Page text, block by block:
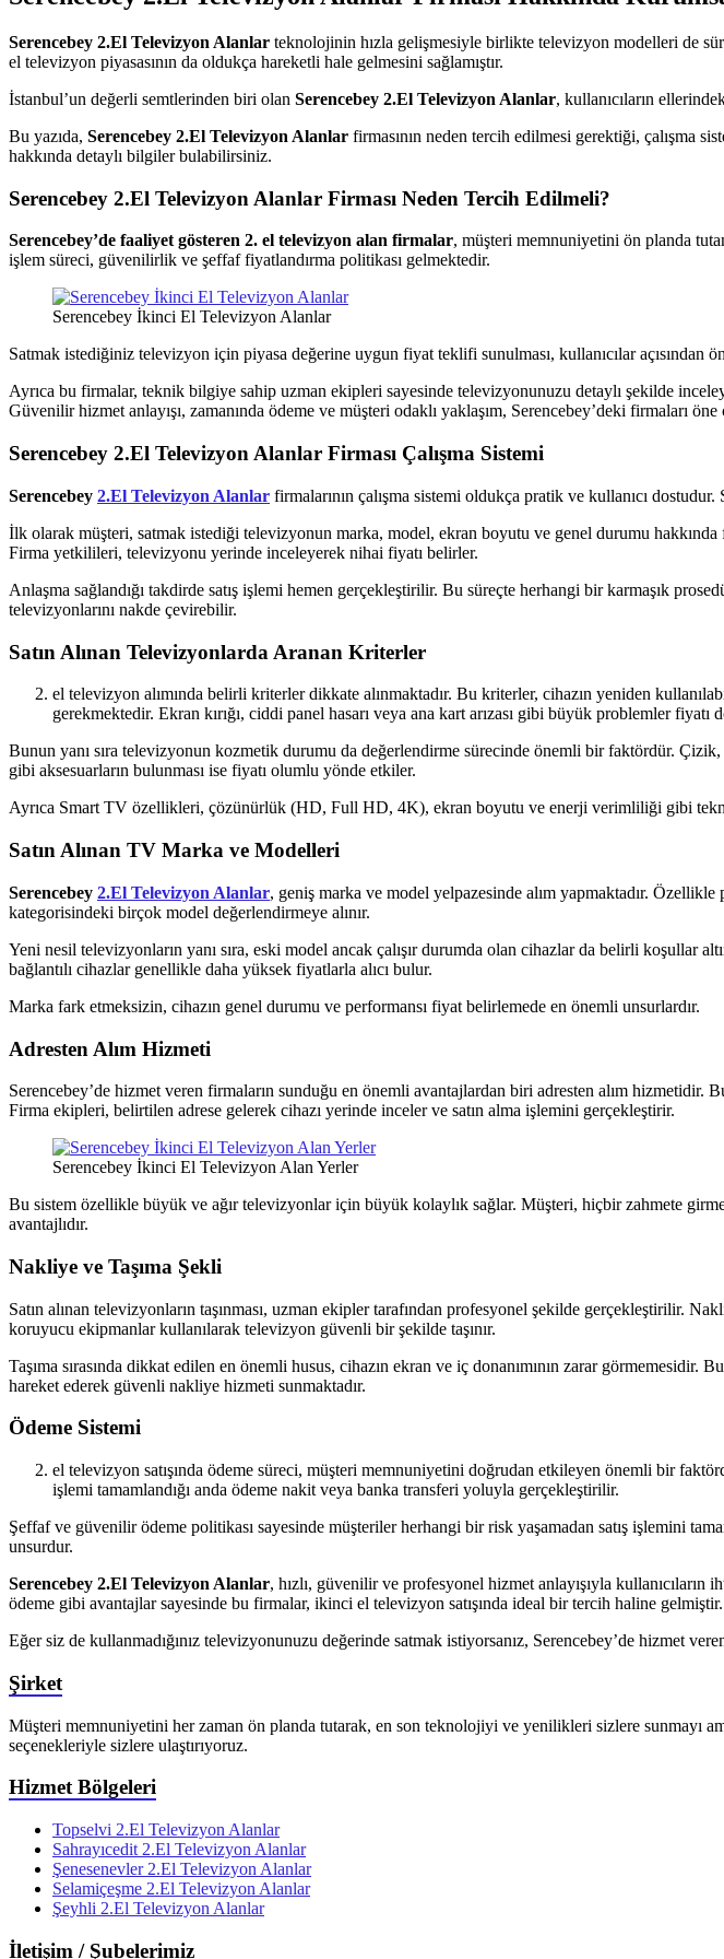
hemen
satarak
nakit
alabilirsiniz.
alanlar
adresten
yapıyor
Serencebey 2.El Televizyon Alanlar teknolojinin hızla gelişmesiyle birlikte televizyon modelleri de
el televizyon piyasasının da oldukça hareketli hale gelmesini sağlamıştır.
İstanbul’un değerli semtlerinden biri olan Serencebey 2.El Televizyon Alanlar, kullanıcıların
Bu yazıda, Serencebey 2.El Televizyon Alanlar firmasının neden tercih edilmesi gerektiği, çalışma
hakkında detaylı bilgiler bulabilirsiniz.
Serencebey 2.El Televizyon Alanlar Firması Neden Tercih Edilmeli?
Serencebey’de faaliyet gösteren 2. el televizyon alan firmalar, müşteri memnuniyetini ön planda
işlem süreci, güvenilirlik ve şeffaf fiyatlandırma politikası gelmektedir.
Serencebey İkinci El Televizyon Alanlar
Satmak istediğiniz televizyon için piyasa değerine uygun fiyat teklifi sunulması, kullanıcılar açısından
Ayrıca bu firmalar, teknik bilgiye sahip uzman ekipleri sayesinde televizyonunuzu detaylı şekilde
Güvenilir hizmet anlayışı, zamanında ödeme ve müşteri odaklı yaklaşım, Serencebey’deki firmaları öne
Serencebey 2.El Televizyon Alanlar Firması Çalışma Sistemi
Serencebey 2.El Televizyon Alanlar firmalarının çalışma sistemi oldukça pratik ve kullanıcı
İlk olarak müşteri, satmak istediği televizyonun marka, model, ekran boyutu ve genel durumu
Firma yetkilileri, televizyonu yerinde inceleyerek nihai fiyatı belirler.
Anlaşma sağlandığı takdirde satış işlemi hemen gerçekleştirilir. Bu süreçte herhangi bir karmaşık
televizyonlarını nakde çevirebilir.
Satın Alınan Televizyonlarda Aranan Kriterler
el televizyon alımında belirli kriterler dikkate alınmaktadır. Bu kriterler, cihazın yeniden
gerekmektedir. Ekran kırığı, ciddi panel hasarı veya ana kart arızası gibi büyük problemler fiyatı
Bunun yanı sıra televizyonun kozmetik durumu da değerlendirme sürecinde önemli bir faktördür.
gibi aksesuarların bulunması ise fiyatı olumlu yönde etkiler.
Ayrıca Smart TV özellikleri, çözünürlük (HD, Full HD, 4K), ekran boyutu ve enerji verimliliği gibi
Satın Alınan TV Marka ve Modelleri
Serencebey 2.El Televizyon Alanlar, geniş marka ve model yelpazesinde alım yapmaktadır.
kategorisindeki birçok model değerlendirmeye alınır.
Yeni nesil televizyonların yanı sıra, eski model ancak çalışır durumda olan cihazlar da belirli koşullar
bağlantılı cihazlar genellikle daha yüksek fiyatlarla alıcı bulur.
Marka fark etmeksizin, cihazın genel durumu ve performansı fiyat belirlemede en önemli unsurlardır.
Adresten Alım Hizmeti
Serencebey’de hizmet veren firmaların sunduğu en önemli avantajlardan biri adresten alım
Firma ekipleri, belirtilen adrese gelerek cihazı yerinde inceler ve satın alma işlemini gerçekleştirir.
Serencebey İkinci El Televizyon Alan Yerler
Bu sistem özellikle büyük ve ağır televizyonlar için büyük kolaylık sağlar. Müşteri, hiçbir zahmete
avantajlıdır.
Nakliye ve Taşıma Şekli
Satın alınan televizyonların taşınması, uzman ekipler tarafından profesyonel şekilde gerçekleştirilir.
koruyucu ekipmanlar kullanılarak televizyon güvenli bir şekilde taşınır.
Taşıma sırasında dikkat edilen en önemli husus, cihazın ekran ve iç donanımının zarar
hareket ederek güvenli nakliye hizmeti sunmaktadır.
Ödeme Sistemi
el televizyon satışında ödeme süreci, müşteri memnuniyetini doğrudan etkileyen önemli bir
işlemi tamamlandığı anda ödeme nakit veya banka transferi yoluyla gerçekleştirilir.
Şeffaf ve güvenilir ödeme politikası sayesinde müşteriler herhangi bir risk yaşamadan satış işlemini
unsurdur.
Serencebey 2.El Televizyon Alanlar, hızlı, güvenilir ve profesyonel hizmet anlayışıyla
ödeme gibi avantajlar sayesinde bu firmalar, ikinci el televizyon satışında ideal bir tercih haline gelmiştir.
Eğer siz de kullanmadığınız televizyonunuzu değerinde satmak istiyorsanız, Serencebey’de hizmet
Şirket
Müşteri memnuniyetini her zaman ön planda tutarak, en son teknolojiyi ve yenilikleri sizlere sunmayı
seçenekleriyle sizlere ulaştırıyoruz.
Hizmet Bölgeleri
Topselvi 2.El Televizyon Alanlar
Sahrayıcedit 2.El Televizyon Alanlar
Şenesenevler 2.El Televizyon Alanlar
Selamiçeşme 2.El Televizyon Alanlar
Şeyhli 2.El Televizyon Alanlar
İletişim / Şubelerimiz